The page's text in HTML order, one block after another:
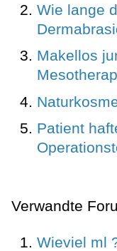
Wie lange
Makellos
Patient
Verwandte
Wieviel ml